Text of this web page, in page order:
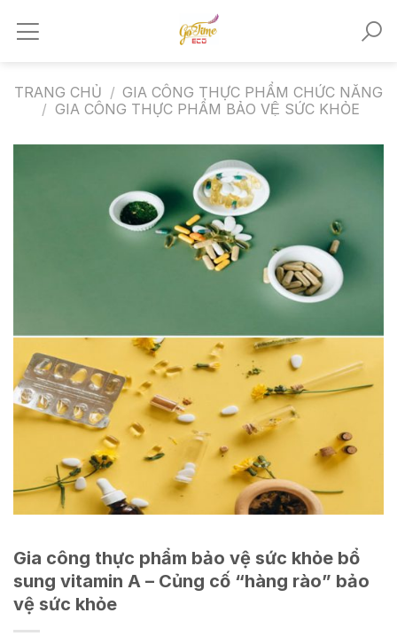
TRANG CHỦ / GIA CÔNG THỰC PHẨM CHỨC NĂNG
/ GIA CÔNG THỰC PHẨM BẢO VỆ SỨC KHỎE
Gia công thực phẩm bảo vệ sức khỏe bổ
sung vitamin A – Củng cố “hàng rào” bảo
vệ sức khỏe